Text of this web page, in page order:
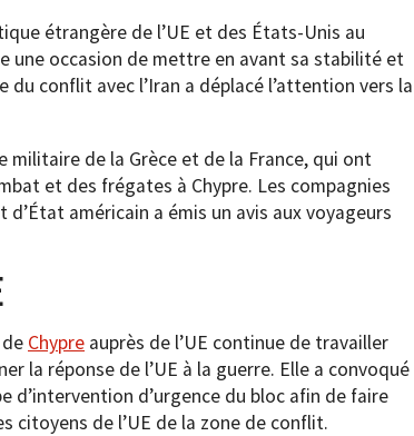
étrangère de l’UE et des États-Unis au
une occasion de mettre en avant sa stabilité et
du conflit avec l’Iran a déplacé l’attention vers la
de la Grèce et de la France, qui ont
et des frégates à Chypre. Les compagnies
américain a émis un avis aux voyageurs
Chypre auprès de l’UE continue de travailler
la réponse de l’UE à la guerre. Elle a convoqué
d’intervention d’urgence du bloc afin de faire
citoyens de l’UE de la zone de conflit.